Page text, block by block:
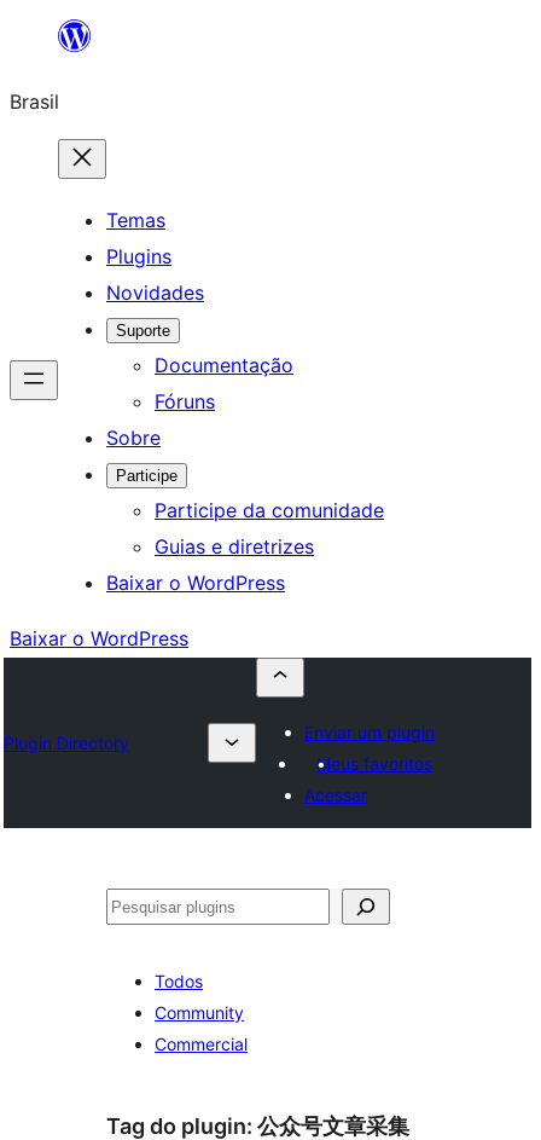
o
conteúdo
Brasil
Temas
Plugins
Novidades
Suporte
Documentação
Fóruns
Sobre
Participe
Participe da comunidade
Guias e diretrizes
Baixar o WordPress
Baixar o WordPress
Plugin Directory
Enviar um plugin
Meus favoritos
Acessar
Pesquisar
Todos
Community
Commercial
Tag do plugin: 公众号文章采集